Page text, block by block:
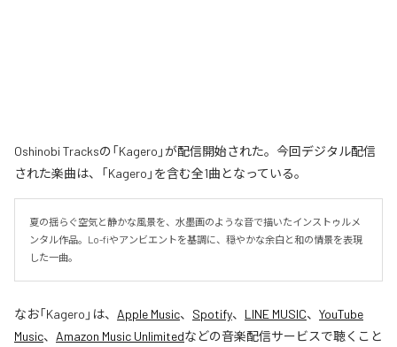
Oshinobi Tracksの「Kagero」が配信開始された。今回デジタル配信
された楽曲は、「Kagero」を含む全1曲となっている。
夏の揺らぐ空気と静かな風景を、水墨画のような音で描いたインストゥルメ
ンタル作品。Lo-fiやアンビエントを基調に、穏やかな余白と和の情景を表現
した一曲。
なお「Kagero 」は、 Apple Music、 Spotify、 LINE MUSIC、 YouTube
Music、 Amazon Music Unlimitedなどの音楽配信サービスで聴くこと